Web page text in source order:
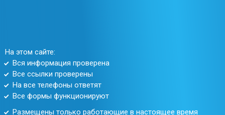
На этом сайте:
Вся информация проверена
Все ссылки проверены
На все телефоны ответят
Все формы функционируют
Размещены только работающие в настоящее время